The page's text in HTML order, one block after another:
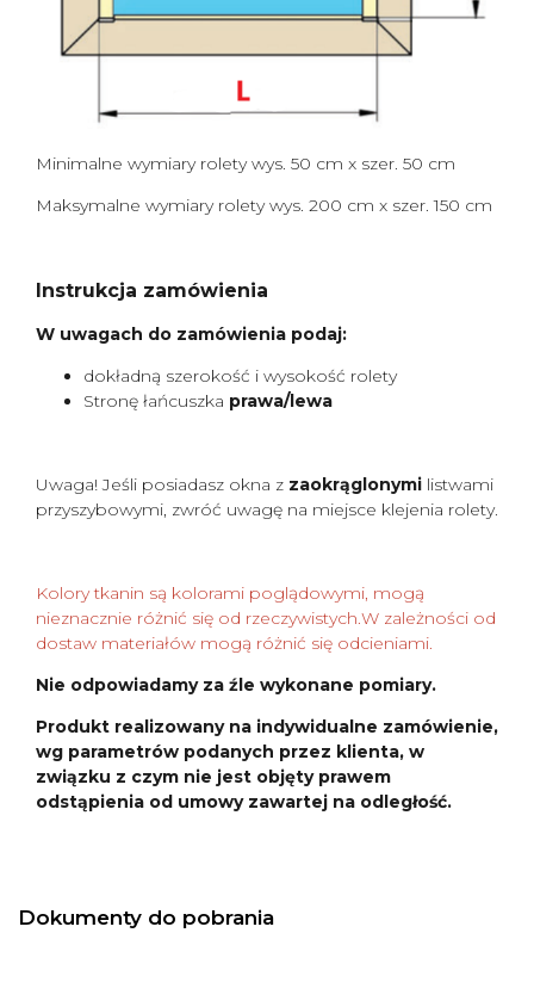
Minimalne wymiary rolety wys. 50 cm x szer. 50 cm
Maksymalne wymiary rolety wys. 200 cm x szer. 150 cm
Instrukcja zamówienia
W uwagach do zamówienia podaj:
dokładną szerokość i wysokość rolety
Stronę łańcuszka prawa/lewa
Uwaga! Jeśli posiadasz okna z zaokrąglonymi listwami
przyszybowymi, zwróć uwagę na miejsce klejenia rolety.
Kolory tkanin są kolorami poglądowymi, mogą
nieznacznie różnić się od rzeczywistych.W zależności od
dostaw materiałów mogą różnić się odcieniami.
Nie odpowiadamy za źle wykonane pomiary.
Produkt realizowany na indywidualne zamówienie,
wg parametrów podanych przez klienta, w
związku z czym nie jest objęty prawem
odstąpienia od umowy zawartej na odległość.
Dokumenty do pobrania